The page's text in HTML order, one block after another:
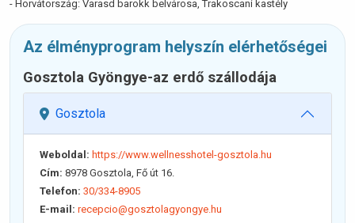
- Horvátország: Varasd barokk belvárosa, Trakoscani kastély
Az élményprogram helyszín elérhetőségei
Gosztola Gyöngye-az erdő szállodája
Gosztola
Weboldal: https://www.wellnesshotel-gosztola.hu
Cím: 8978 Gosztola, Fő út 16.
Telefon: 30/334-8905
E-mail: recepcio@gosztolagyongye.hu